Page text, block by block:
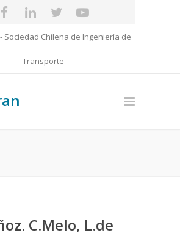
- Sociedad Chilena de Ingeniería de
Transporte
C.Melo, L.de